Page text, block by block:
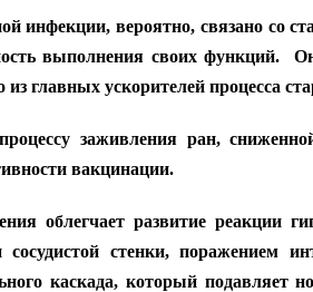
инфекции, вероятно, связано со
выполнения своих функций.
из главных ускорителей процесса
заживления ран,
вакцинации.
облегчает развитие реакции
стенки, поражением
каскада, который подавляет